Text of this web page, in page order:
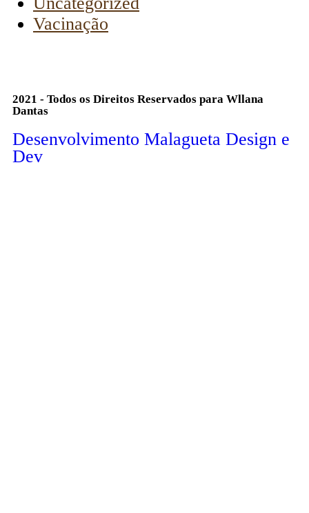
Vacinação
2021 - Todos os Direitos Reservados para Wllana
Dantas
Desenvolvimento Malagueta Design e
Dev